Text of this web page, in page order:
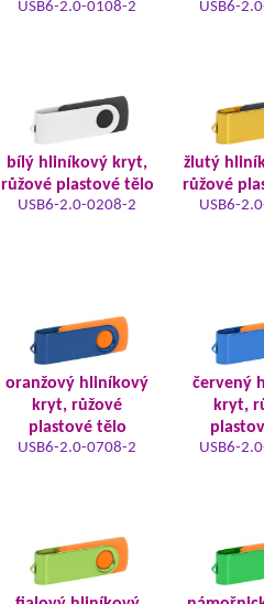
USB6-2.0-0108-2 USB6-
bílý hliníkový kryt,
růžové plastové tělo
USB6-2.0-0208-2
žlutý
růžové
USB6-
oranžový hliníkový
kryt, růžové
plastové tělo
USB6-2.0-0708-2
červený
kryt,
USB6-